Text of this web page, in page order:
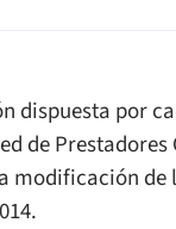
por
de
de